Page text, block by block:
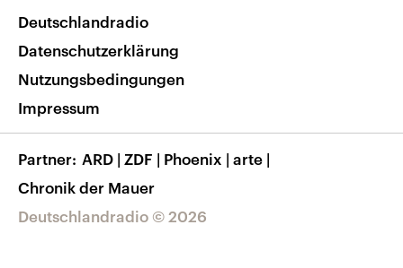
Nachrichten App
Frequenzen
Veranstaltungen
Musikliste
RSS
Barrierefreiheit
Deutschlandradio © 2026
Deutschlandradio
Datenschutzerklärung
Nutzungsbedingungen
Impressum
Partner ARD | ZDF | Phoenix | arte |
Chronik der Mauer